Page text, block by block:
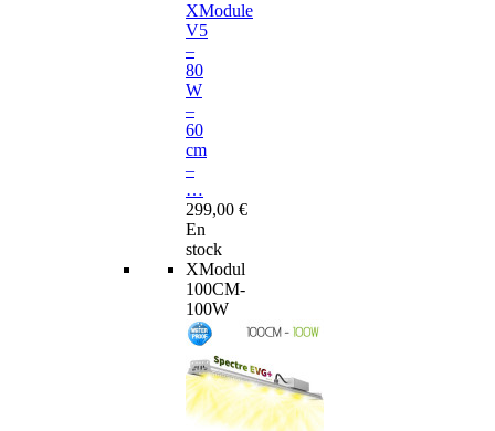
XModule
V5
–
80
W
–
60
cm
–
…
299,00 €
En
stock
XModul
100CM-
100W